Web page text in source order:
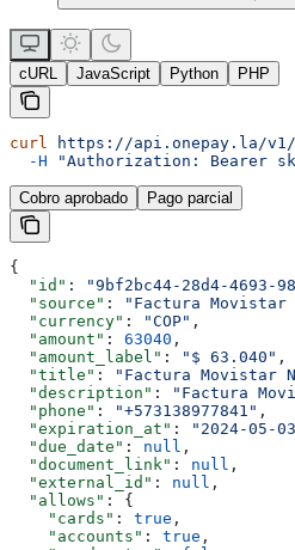
cURL JavaScript Python PHP
curl
https://api.onepay.la/v1/
  -H
"Authorization: Bearer
Cobro aprobado Pago parcial
{
  "id"
: "9bf2bc44-28d4-4693-
  "source"
: "Factura Movistar
  "currency"
: "COP" ,
  "amount"
: 63040 ,
  "amount_label"
: "$ 63.040" ,
  "title"
: "Factura Movistar
  "description"
: "Factura
  "phone"
: "+573138977841" ,
  "expiration_at"
: "2024-05-
  "due_date"
: null ,
  "document_link"
: null ,
  "external_id"
: null ,
  "allows"
: {
    "cards"
: true ,
    "accounts"
: true ,